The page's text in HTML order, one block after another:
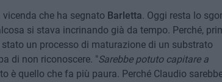
che ha segnato Barletta. Oggi resta lo
si stava incrinando già da tempo. Perché,
un processo di maturazione di un substrato
di non riconoscere. "Sarebbe potuto capitare a
è quello che fa più paura. Perché Claudio